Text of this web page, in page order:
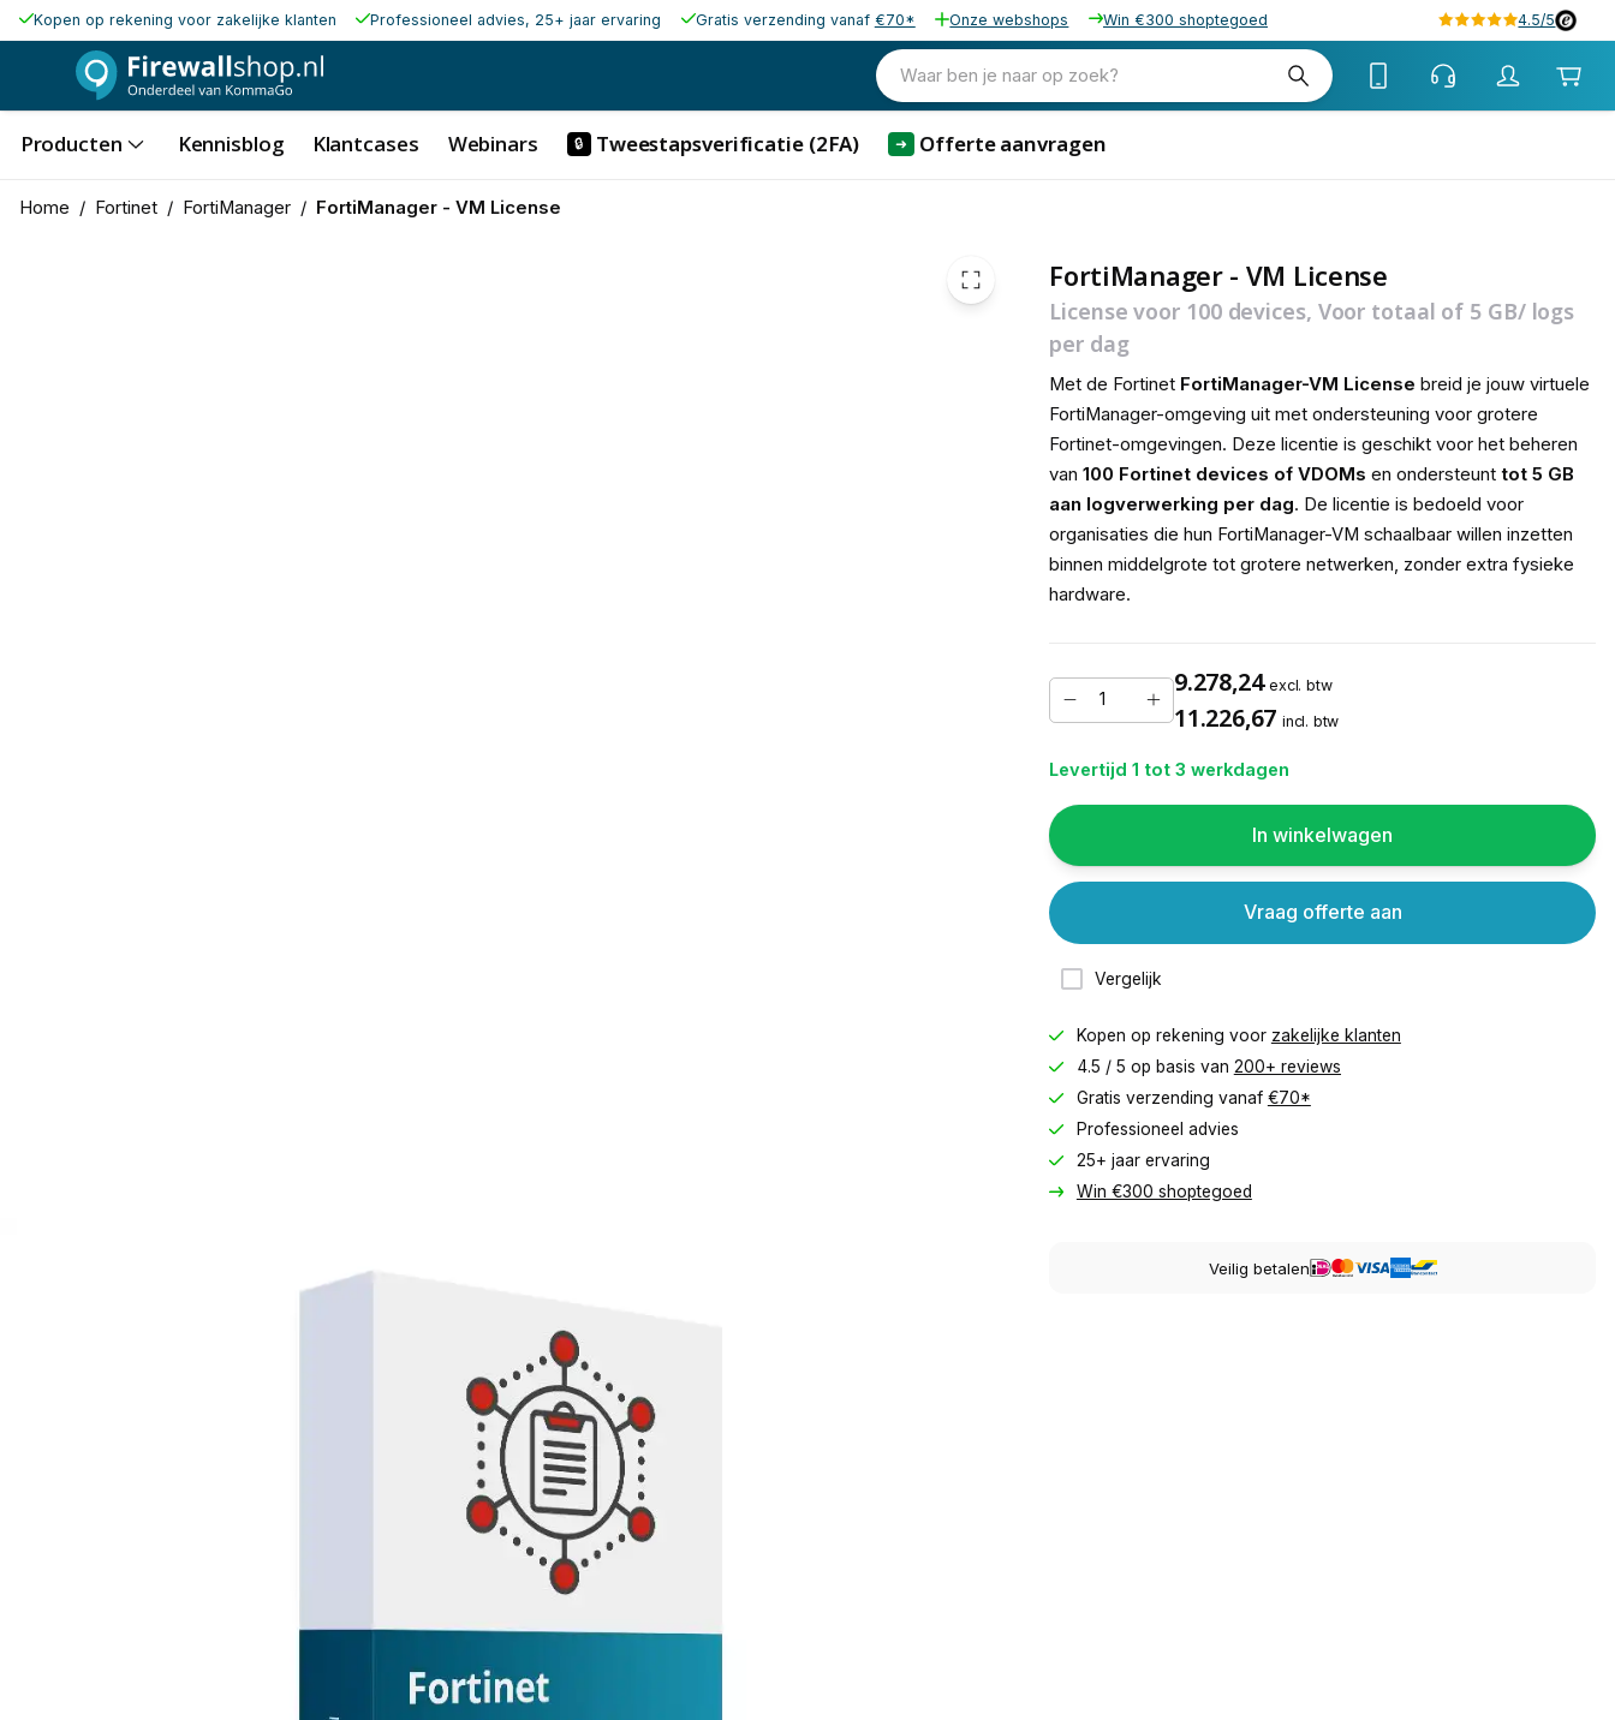
Kopen op rekening voor zakelijke klanten Professioneel advies, 25+ jaar ervaring Gratis verzending vanaf €70* Onze webshops Win €300 shoptegoed 4.5/5
Waar ben je naar op zoek?
Producten Kennisblog Klantcases Webinars 🔒 Tweestapsverificatie (2FA) ➜ Offerte aanvragen
Home / Fortinet / FortiManager / FortiManager - VM License
FortiManager - VM License
License voor 100 devices, Voor totaal of 5 GB/ logs
per dag
Met de Fortinet FortiManager-VM License breid je jouw virtuele
FortiManager-omgeving uit met ondersteuning voor grotere
Fortinet-omgevingen. Deze licentie is geschikt voor het beheren
van100 Fortinet devices of VDOMs en ondersteunttot 5 GB
aan logverwerking per dag. De licentie is bedoeld voor
organisaties die hun FortiManager-VM schaalbaar willen inzetten
binnen middelgrote tot grotere netwerken, zonder extra fysieke
hardware.
9.278,24 excl. btw
11.226,67 incl. btw
Levertijd 1 tot 3 werkdagen
In winkelwagen
Vergelijk
Vraag offerte aan
Kopen op rekening voor zakelijke klanten
4.5 / 5 op basis van 200+ reviews
Gratis verzending vanaf €70*
Professioneel advies
25+ jaar ervaring
Win €300 shoptegoed
Veilig betalen
9.278,24 excl. btw
11.226,67 incl. btw